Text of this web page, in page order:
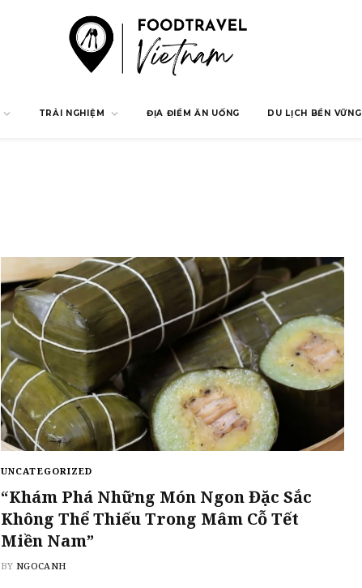
TRẢI NGHIỆM ĐỊA ĐIỂM ĂN UỐNG DU LỊCH BỀN VỮNG
UNCATEGORIZED
“Khám Phá Những Món Ngon Đặc Sắc
Không Thể Thiếu Trong Mâm Cỗ Tết
Miền Nam”
BY NGOCANH